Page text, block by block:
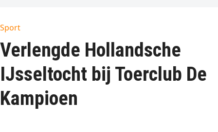
Sport
Verlengde Hollandsche
IJsseltocht bij Toerclub De
Kampioen